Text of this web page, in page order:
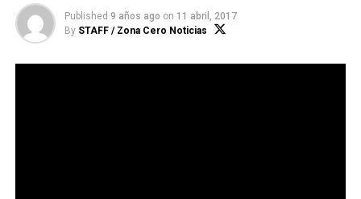
Published 9 años ago on 11 abril, 2017
By STAFF / Zona Cero Noticias